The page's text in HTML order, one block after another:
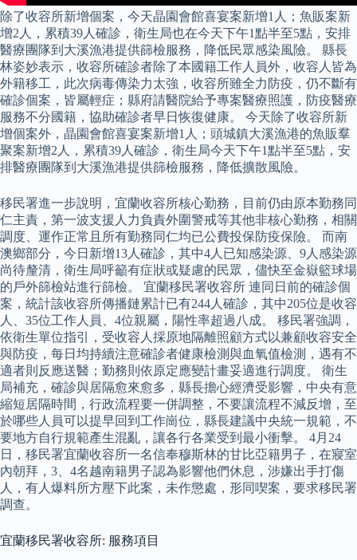
除了收容所新增個案，今天晶園會館喜宴案新增1人；魚販案新
增2人，累積39人確診，衛生局也在今天下午1點半至5點，安排
醫療團隊到大溪漁港提供篩檢服務，降低民眾感染風險。 縣長
林姿妙表示，收容所確診者除了本國籍工作人員外，收容人皆為
外籍移工，此次病毒傳染力太強，收容所雖全力防疫，仍不斷有
確診個案，皆屬輕症；縣府請醫院給予專案醫療照護，防疫醫療
服務不分國籍，協助確診者早日恢復健康。 今天除了收容所新
增個案外，晶園會館喜宴案新增1人；頭城鎮大溪漁港的魚販羣
聚案新增2人，累積39人確診，衛生局今天下午1點半至5點，安
排醫療團隊到大溪漁港提供篩檢服務，降低擴散風險。
移民署進一步說明，宜蘭收容所核心勤務，目前仍由原本勤務同
仁主責，第一波支援人力負責外圍警戒等其他非核心勤務，相關
調度、運作正常且所有勤務同仁均已公費投保防疫保險。 而南
澳鄉部分，今日新增13人確診，其中4人已知感染源、9人感染源
尚待釐清，衛生局呼籲有症狀或疑慮的民眾，儘快至金嶽籃球場
的戶外篩檢站進行篩檢。 宜蘭移民署收容所 連同日前的確診個
案，統計該收容所傳播鏈累計已有244人確診，其中205位是收容
人、35位工作人員、4位親屬，陽性率超過八成。 移民署強調，
依衛生單位指引，受收容人採原地隔離照顧方式以兼顧收容安全
與防疫，每日均持續注意確診者健康檢測與血氧值檢測，遇有不
適者則反應送醫；勤務則依原定應變計畫妥適進行調度。 衛生
局補充，確診與居隔愈來愈多，縣長擔心經濟受影響，中央有意
縮短居隔時間，行政流程要一併調整，不要讓流程不減反增，至
於哪些人員可以提早回到工作崗位，縣長建議中央統一規範，不
要地方自行規範產生混亂，讓各行各業受到最小衝擊。 4月24
日，移民署宜蘭收容所一名信奉穆斯林的甘比亞籍男子，在寢室
內朝拜，3、4名越南籍男子認為影響他們休息，涉嫌出手打傷
人，有人爆料所方壓下此案，未作懲處，形同喫案，要求移民署
調查。
宜蘭移民署收容所: 服務項目